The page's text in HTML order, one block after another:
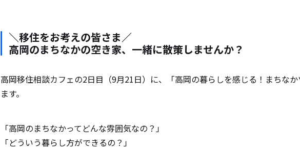
＼移住をお考えの皆さま／
高岡のまちなかの空き家、一緒に散策しませんか？
高岡移住相談カフェの2日目（9月21日）に、「高岡の暮らしを感じる！まちな
ます。
「高岡のまちなかってどんな雰囲気なの？」
「どういう暮らし方ができるの？」